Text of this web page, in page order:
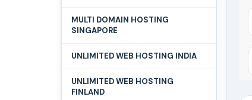
MULTI DOMAIN HOSTING
SINGAPORE
UNLIMITED WEB HOSTING INDIA
UNLIMITED WEB HOSTING
FINLAND